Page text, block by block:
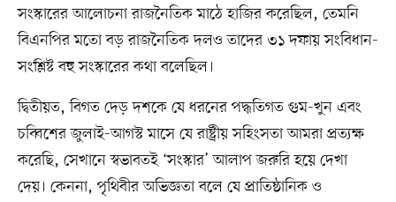
সংস্কারের আলোচনা রাজনৈতিক মাঠে হাজির করেছিল, তেমনি
বিএনপির মতো বড় রাজনৈতিক দলও তাদের ৩১ দফায় সংবিধান-
সংশ্লিষ্ট বহু সংস্কারের কথা বলেছিল।
দ্বিতীয়ত, বিগত দেড় দশকে যে ধরনের পদ্ধতিগত গুম-খুন এবং
চব্বিশের জুলাই-আগস্ট মাসে যে রাষ্ট্রীয় সহিংসতা আমরা প্রত্যক্ষ
করেছি, সেখানে স্বভাবতই ‘সংস্কার’ আলাপ জরুরি হয়ে দেখা
দেয়। কেননা, পৃথিবীর অভিজ্ঞতা বলে যে প্রাতিষ্ঠানিক ও